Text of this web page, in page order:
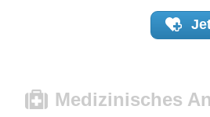
Medizinisches